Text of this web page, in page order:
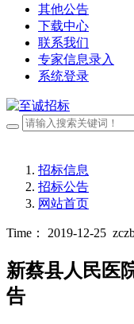
其他公告
下载中心
联系我们
专家信息录入
系统登录
招标信息
招标公告
网站首页
Time： 2019-12-25
新蔡县人民医
告